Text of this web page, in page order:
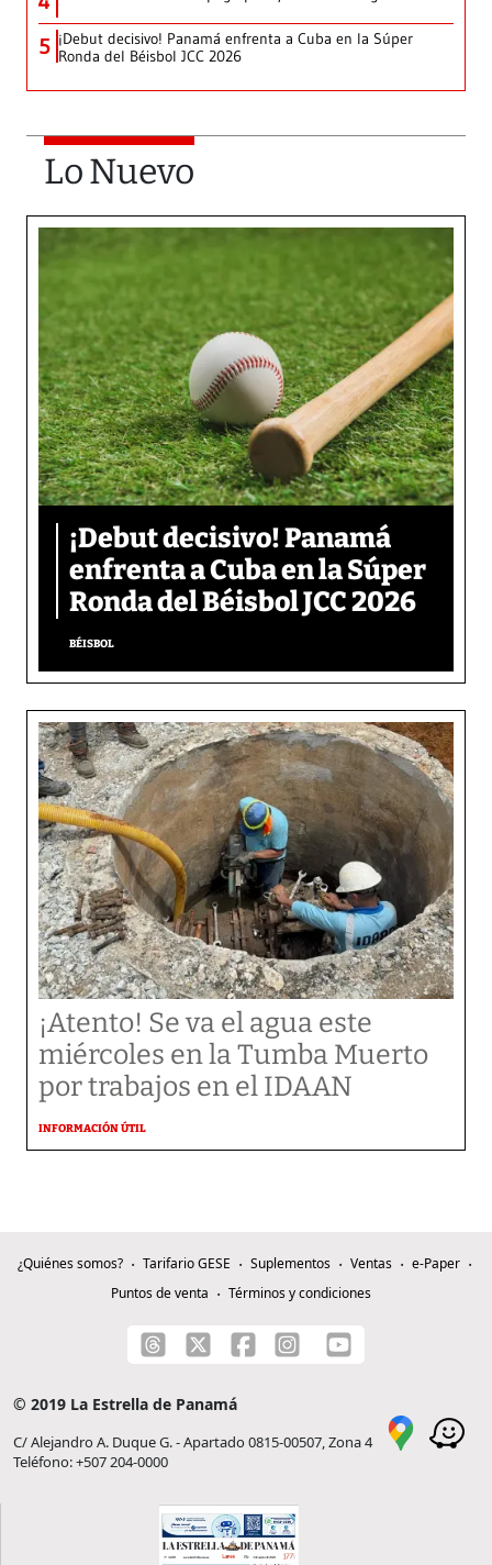
5 ¡Debut decisivo! Panamá enfrenta a Cuba en la Súper
Ronda del Béisbol JCC 2026
Lo Nuevo
¡Debut decisivo! Panamá
enfrenta a Cuba en la Súper
Ronda del Béisbol JCC 2026
BÉISBOL
¡Atento! Se va el agua este
miércoles en la Tumba Muerto
por trabajos en el IDAAN
INFORMACIÓN ÚTIL
¿Quiénes somos? Tarifario GESE Suplementos Ventas
e-Paper
Puntos de venta
Términos y condiciones
© 2019 La Estrella de Panamá
C/ Alejandro A. Duque G. - Apartado 0815-00507, Zona 4
Teléfono: +507 204-0000